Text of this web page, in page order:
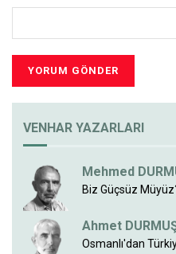
VENHAR YAZARLARI
Mehmed
Biz Güçsüz
Ahmet
Osmanlı'dan